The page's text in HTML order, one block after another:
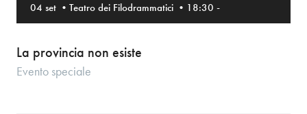
04 set • Teatro dei Filodrammatici • 18:30 -
La provincia non esiste
Evento speciale